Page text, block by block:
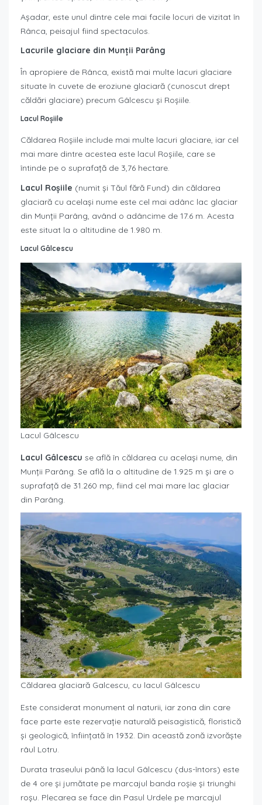
Așadar, este unul dintre cele mai facile locuri de vizitat în
Rânca, peisajul fiind spectaculos.
Lacurile glaciare din Munții Parâng
În apropiere de Rânca, există mai multe lacuri glaciare
situate în cuvete de eroziune glaciară (cunoscut drept
căldări glaciare) precum Gâlcescu și Roșiile.
Lacul Roșiile
Căldarea Roșiile include mai multe lacuri glaciare, iar cel
mai mare dintre acestea este lacul Roșiile, care se
întinde pe o suprafață de 3,76 hectare.
Lacul Roșiile (numit și Tăul fără Fund) din căldarea
glaciară cu același nume este cel mai adânc lac glaciar
din Munții Parâng, având o adâncime de 17.6 m. Acesta
este situat la o altitudine de 1.980 m.
Lacul Gâlcescu
Lacul Gâlcescu
Lacul Gâlcescu se află în căldarea cu același nume, din
Munții Parâng. Se află la o altitudine de 1.925 m și are o
suprafață de 31.260 mp, fiind cel mai mare lac glaciar
din Parâng.
Căldarea glaciară Galcescu, cu lacul Gâlcescu
Este considerat monument al naturii, iar zona din care
face parte este rezervație naturală peisagistică, floristică
și geologică, înființată în 1932. Din această zonă izvorăște
râul Lotru.
Durata traseului până la lacul Gâlcescu (dus-întors) este
de 4 ore și jumătate pe marcajul banda roșie și triunghi
roșu. Plecarea se face din Pasul Urdele pe marcajul